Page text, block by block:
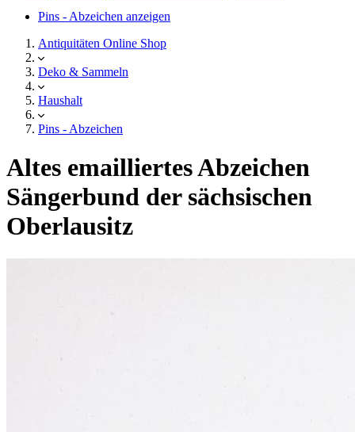
Pins - Abzeichen anzeigen
Antiquitäten Online Shop
Deko & Sammeln
Haushalt
Pins - Abzeichen
Altes emailliertes Abzeichen
Sängerbund der sächsischen
Oberlausitz